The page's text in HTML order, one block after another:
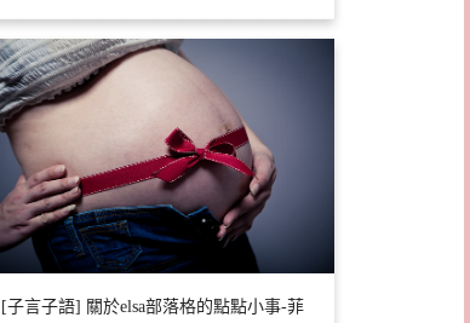
[子言子語] 關於elsa部落格的點點小事-菲